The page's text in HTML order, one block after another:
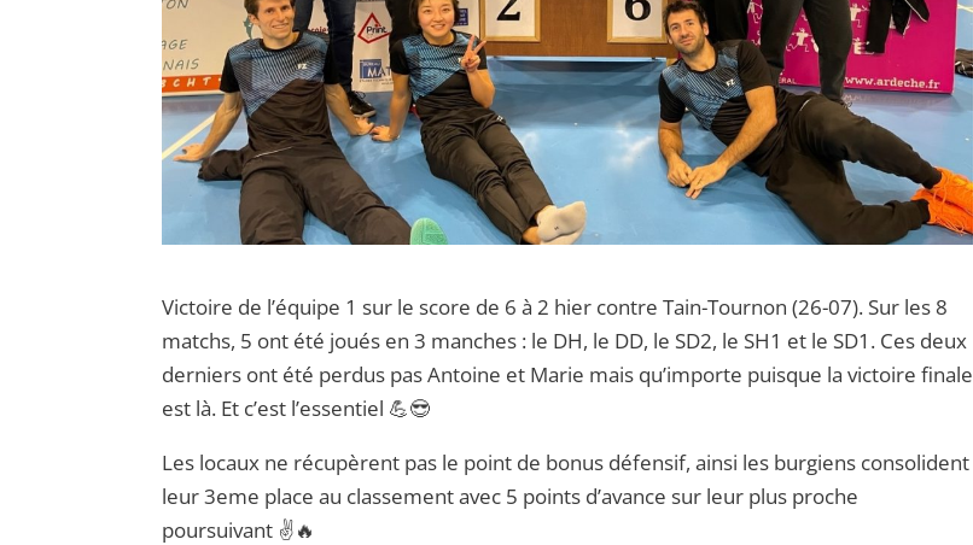
Victoire de l’équipe 1 sur le score de 6 à 2 hier contre Tain-Tournon (26-07). Sur les 8
matchs, 5 ont été joués en 3 manches : le DH, le DD, le SD2, le SH1 et le SD1. Ces deux
derniers ont été perdus pas Antoine et Marie mais qu’importe puisque la victoire finale
est là. Et c’est l’essentiel 💪😎
Les locaux ne récupèrent pas le point de bonus défensif, ainsi les burgiens consolident
leur 3eme place au classement avec 5 points d’avance sur leur plus proche
poursuivant ✌🔥